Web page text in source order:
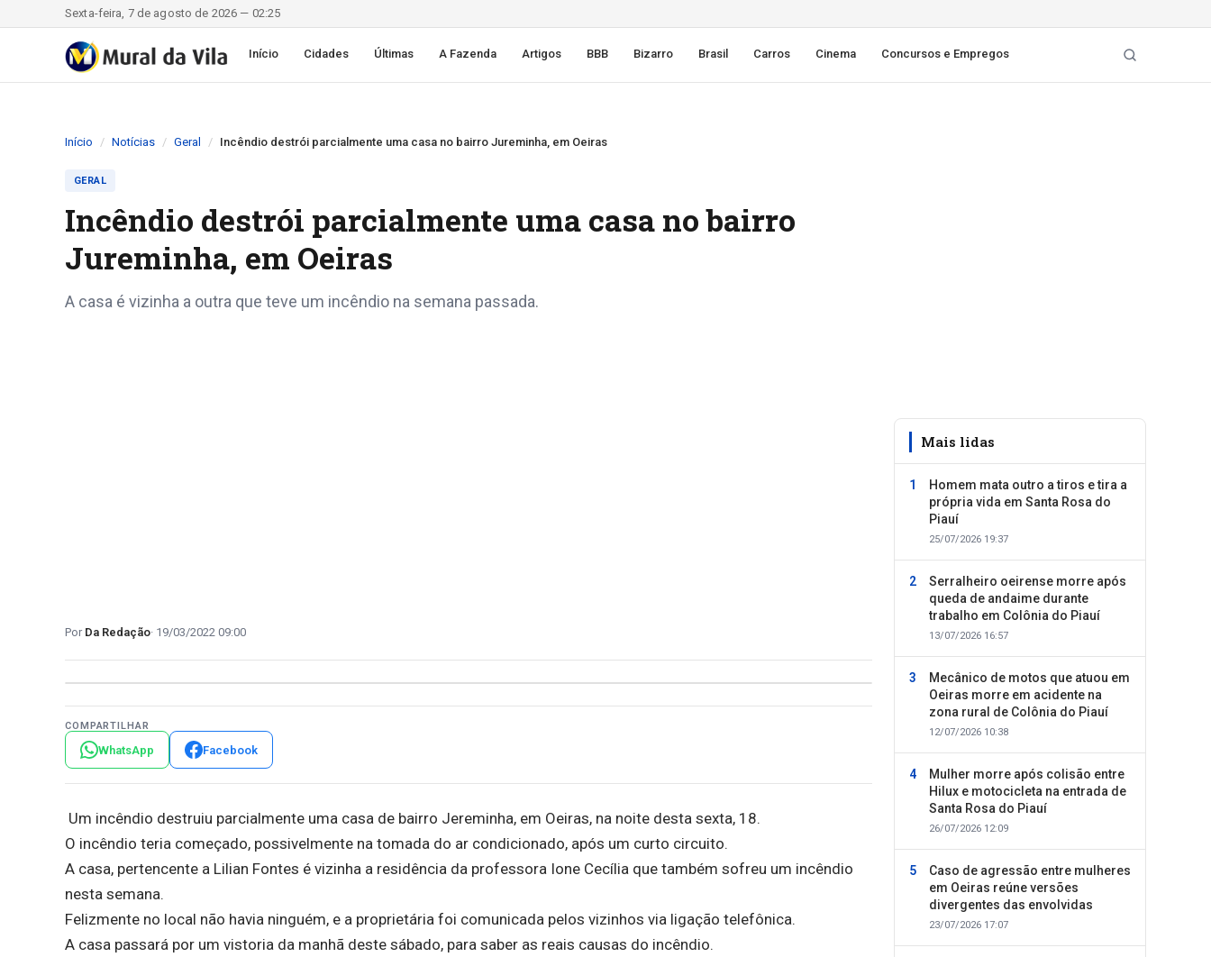
Sexta-feira, 7 de agosto de 2026 — 02:25
Início Cidades Últimas A Fazenda Artigos BBB Bizarro Brasil Carros Cinema Concursos e Empregos
Início Notícias Geral Incêndio destrói parcialmente uma casa no bairro Jureminha, em Oeiras
GERAL
Incêndio destrói parcialmente uma casa no bairro
Jureminha, em Oeiras
A casa é vizinha a outra que teve um incêndio na semana passada.
Da Redação 19/03/2022 09:00
COMPARTILHAR
WhatsApp Facebook
Um incêndio destruiu parcialmente uma casa de bairro Jereminha, em Oeiras, na noite desta sexta, 18.
O incêndio teria começado, possivelmente na tomada do ar condicionado, após um curto circuito.
A casa, pertencente a Lilian Fontes é vizinha a residência da professora Ione Cecília que também sofreu um incêndio
nesta semana.
Felizmente no local não havia ninguém, e a proprietária foi comunicada pelos vizinhos via ligação telefônica.
A casa passará por um vistoria da manhã deste sábado, para saber as reais causas do incêndio.
Mais lidas
Homem mata outro a tiros e tira a
própria vida em Santa Rosa do
Piauí
25/07/2026 19:37
Serralheiro oeirense morre após
queda de andaime durante
trabalho em Colônia do Piauí
13/07/2026 16:57
Mecânico de motos que atuou em
Oeiras morre em acidente na
zona rural de Colônia do Piauí
12/07/2026 10:38
Mulher morre após colisão entre
Hilux e motocicleta na entrada de
Santa Rosa do Piauí
26/07/2026 12:09
Caso de agressão entre mulheres
em Oeiras reúne versões
divergentes das envolvidas
23/07/2026 17:07